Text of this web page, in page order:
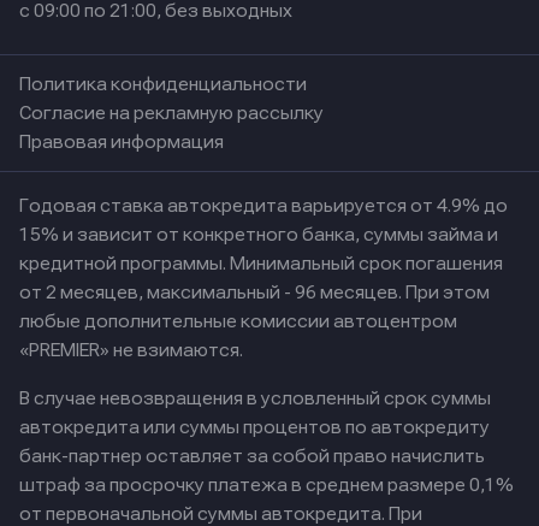
с 09:00 по 21:00, без выходных
Политика конфиденциальности
Согласие на рекламную рассылку
Правовая информация
Годовая ставка автокредита варьируется от 4.9% до
15% и зависит от конкретного банка, суммы займа и
кредитной программы. Минимальный срок погашения
от 2 месяцев, максимальный - 96 месяцев. При этом
любые дополнительные комиссии автоцентром
«PREMIER» не взимаются.
В случае невозвращения в условленный срок суммы
автокредита или суммы процентов по автокредиту
банк-партнер оставляет за собой право начислить
штраф за просрочку платежа в среднем размере 0,1%
от первоначальной суммы автокредита. При